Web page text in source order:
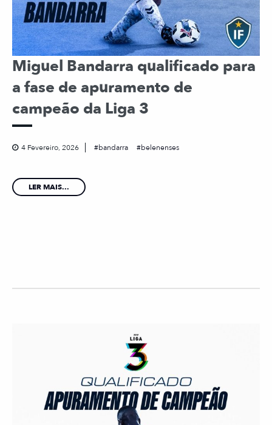
Miguel Bandarra qualificado para
a fase de apuramento de
campeão da Liga 3
4 Fevereiro, 2026 bandarra belenenses
LER MAIS...